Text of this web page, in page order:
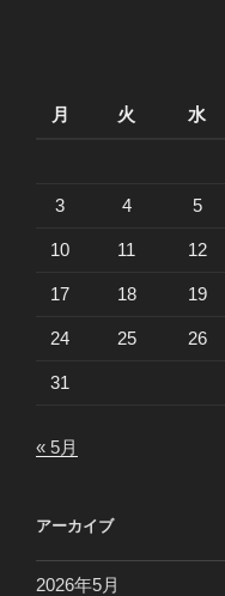
月
火 水
3 4 5
10 11 12
17 18 19
24 25 26
31
« 5月
アーカイブ
2026年5月